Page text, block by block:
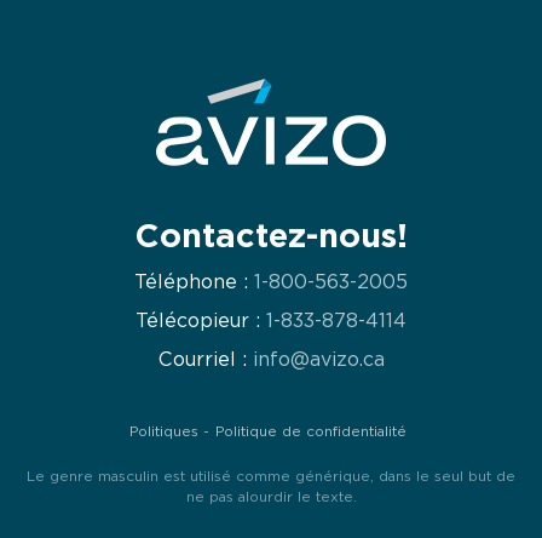
Contactez-nous!
Téléphone : 1-800-563-2005
Télécopieur : 1-833-878-4114
Courriel : info@avizo.ca
Politiques Politique de confidentialité
Le genre masculin est utilisé comme générique, dans le seul but de
ne pas alourdir le texte.